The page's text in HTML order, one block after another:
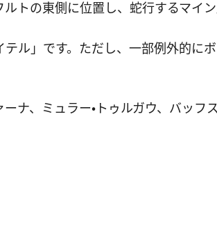
トの東側に位置し、蛇行するマイン
ル」です。ただし、一部例外的に
ナ、ミュラー・トゥルガウ、バッフ